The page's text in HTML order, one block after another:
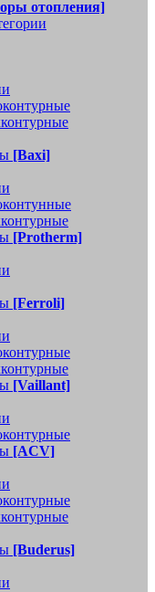
отопления]
[Baxi]
[Protherm]
[Ferroli]
[Vaillant]
[ACV]
[Buderus]